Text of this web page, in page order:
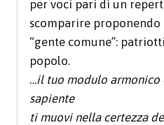
per voci pari di un
scomparire
“gente comune”:
popolo.
…il tuo modulo
sapiente
ti muovi nella certezza